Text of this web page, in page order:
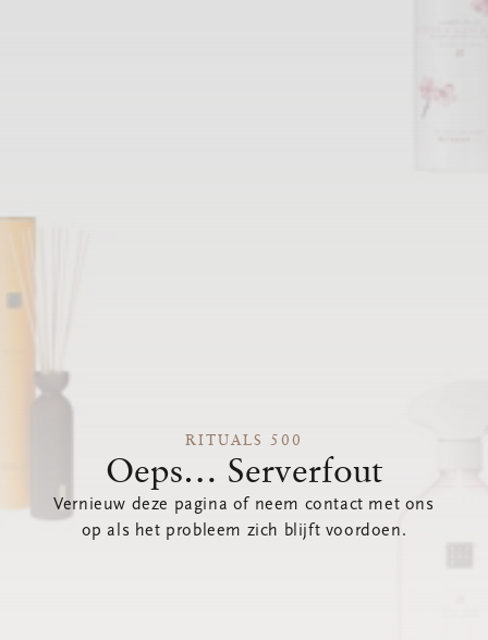
RITUALS 500
Oeps… Serverfout
Vernieuw deze pagina of neem contact met ons
op als het probleem zich blijft voordoen.